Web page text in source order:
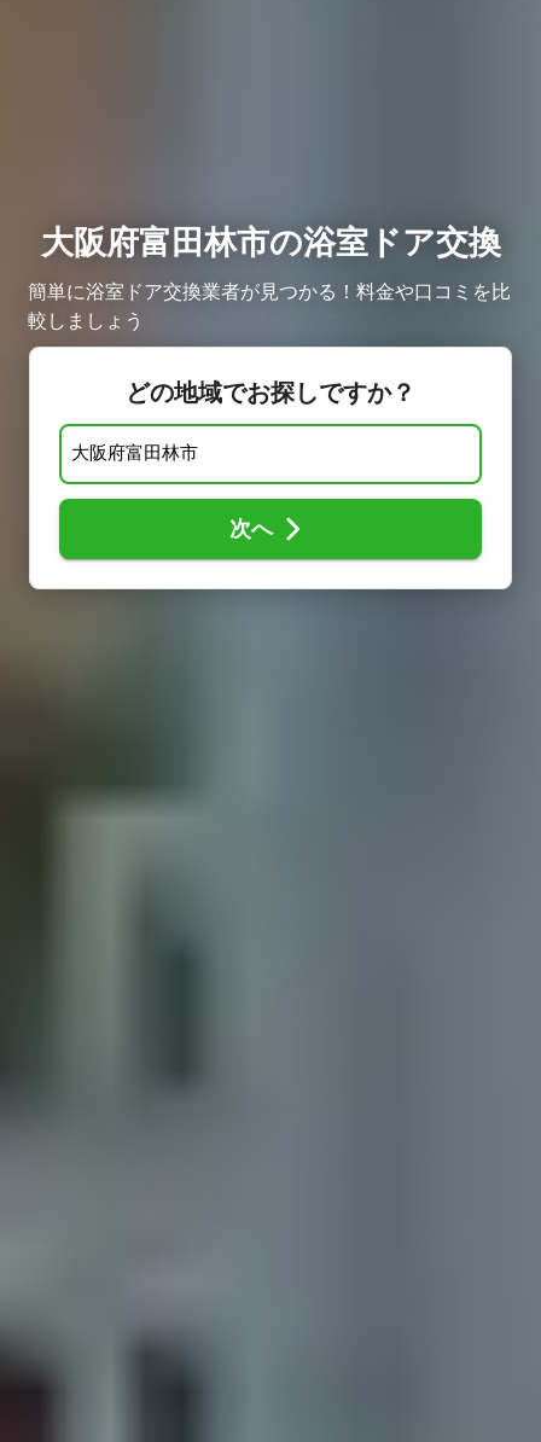
大阪府富田林市の浴室ドア交換
簡単に浴室ドア交換業者が見つかる！料金や口コミを比
較しましょう
どの地域でお探しですか？
次へ